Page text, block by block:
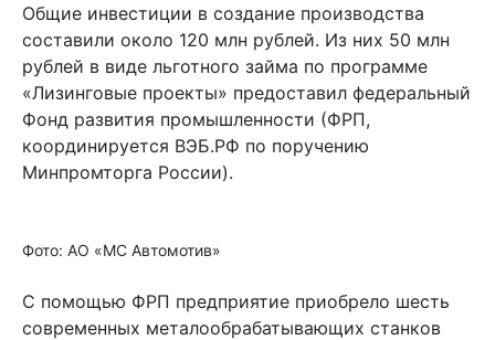
Общие инвестиции в создание производства
составили около 120 млн рублей. Из них 50 млн
рублей в виде льготного займа по программе
«Лизинговые проекты» предоставил федеральный
Фонд развития промышленности (ФРП,
координируется ВЭБ.РФ по поручению
Минпромторга России).
Фото: АО «МС Автомотив»
С помощью ФРП предприятие приобрело шесть
современных металообрабатывающих станков